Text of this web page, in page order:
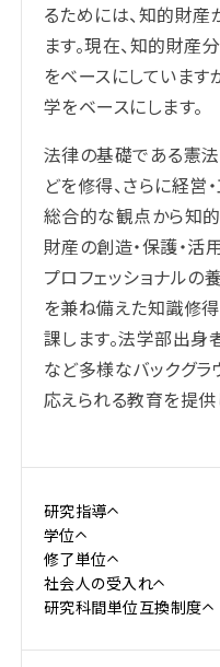
るためには、知的財
ます。現在、知的財産
をベースにしていま
学をベースにします。
法律の基礎である憲法
どを修得、さらに経営
総合的な観点から知
財産の創造・保護・活
プロフェッショナルの
を兼ね備えた知識修
課します。法学部出身
など多様なバックグ
応えられる教育を提供
研究指導
学位
修了単位
社会人の受入れ
研究科間単位互換制度